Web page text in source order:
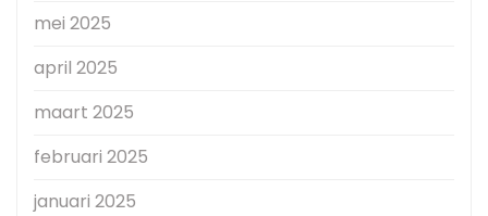
mei 2025
april 2025
maart 2025
februari 2025
januari 2025